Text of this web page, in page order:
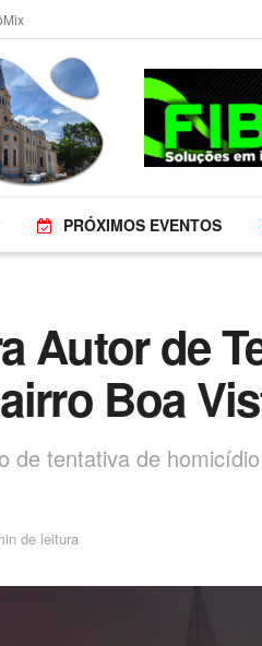
PRÓXIMOS EVENTOS
Autor de
Boa
de tentativa de
de leitura